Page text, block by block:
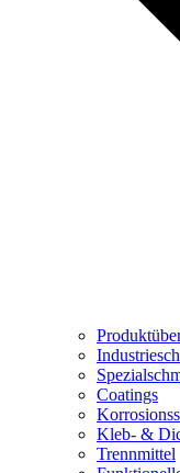
Coatings
Kleb- &
Trennmittel